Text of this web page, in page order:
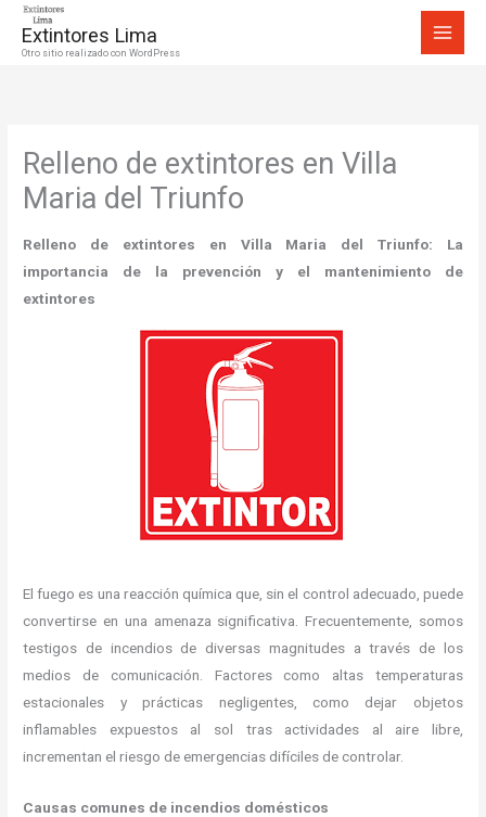
Extintores Lima
Otro sitio realizado con WordPress
Relleno de extintores en Villa
Maria del Triunfo
Relleno de extintores en Villa Maria del Triunfo:
La
importancia de la prevención y el mantenimiento de
extintores
El fuego es una reacción química que, sin el control adecuado, puede
convertirse en una amenaza significativa.
Frecuentemente, somos
testigos de incendios de diversas magnitudes a través de los
medios de comunicación.
Factores como altas temperaturas
estacionales y prácticas negligentes, como dejar objetos
inflamables expuestos al sol tras actividades al aire libre,
incrementan el riesgo de emergencias difíciles de controlar.
Causas comunes de incendios domésticos